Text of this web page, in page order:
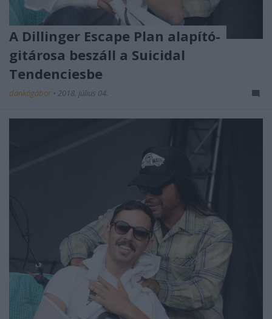
A Dillinger Escape Plan alapító-
gitárosa beszáll a Suicidal
Tendenciesbe
dankógábor • 2018. július 04.